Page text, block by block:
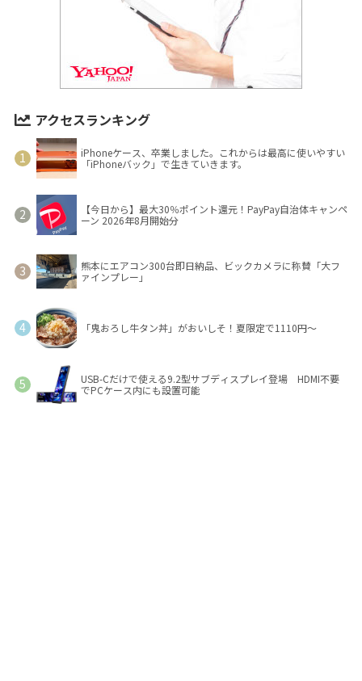
アクセスランキング
iPhoneケース、卒業しました。これからは最高に使いやすい
「iPhoneバック」で生きていきます。
【今日から】最大30％ポイント還元！PayPay自治体キャンペ
ーン 2026年8月開始分
熊本にエアコン300台即日納品、ビックカメラに称賛「大フ
ァインプレー」
「鬼おろし牛タン丼」がおいしそ！夏限定で1110円～
USB-Cだけで使える9.2型サブディスプレイ登場 HDMI不要
でPCケース内にも設置可能